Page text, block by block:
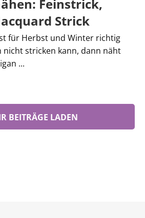
Feinstrick,
Strick
für Herbst und Winter richtig
nicht stricken kann, dann näht
...
BEITRÄGE LADEN